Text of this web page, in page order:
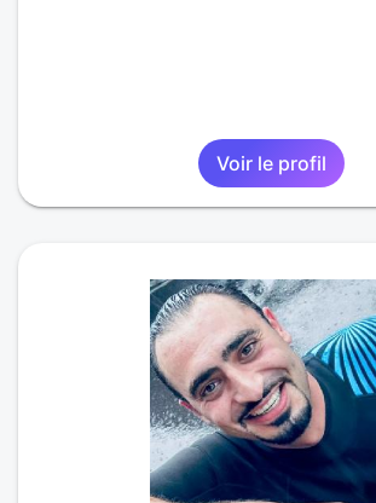
Voir le profil